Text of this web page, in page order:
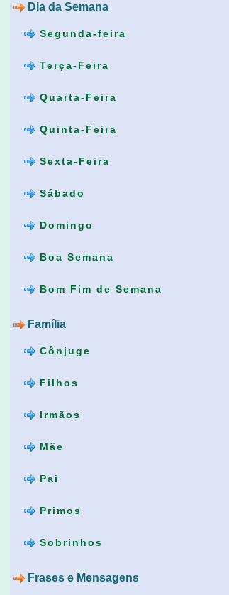
Dia da Semana
Segunda-feira
Terça-Feira
Quarta-Feira
Quinta-Feira
Sexta-Feira
Sábado
Domingo
Boa Semana
Bom Fim de Semana
Família
Cônjuge
Filhos
Irmãos
Mãe
Pai
Primos
Sobrinhos
Frases e Mensagens